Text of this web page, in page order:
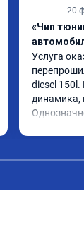
20
«Чип
Услуга
diesel 150l.
динамика,